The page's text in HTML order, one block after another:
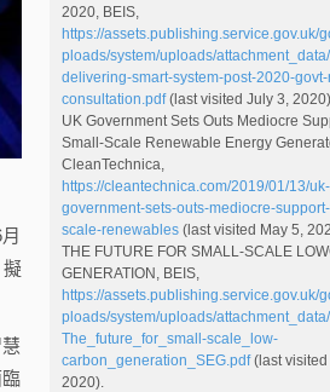
2020, BEIS,
https://assets.publishing.service.gov.uk/
ploads/system/uploads/
delivering-smart-system-post-2020-
consultation.pdf(last visited July 3,
UK Government Sets Outs Mediocre
Small-Scale Renewable Energy
CleanTechnica,
https://cleantechnica.com/2019/01/13/uk-
government-sets-outs-mediocre-
scale-renewables(last visited May 5,
THE FUTURE FOR SMALL-SCALE
GENERATION, BEIS,
https://assets.publishing.service.gov.uk/
ploads/system/uploads/
The_future_for_small-scale_low-
carbon_generation_SEG.pdf(last visited
2020).